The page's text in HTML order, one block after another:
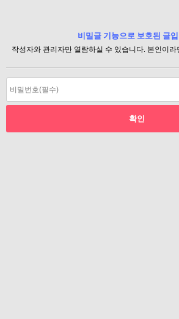
비밀글 기능으로 보호된 글
작성자와 관리자만 열람하실 수 있습니다. 본인이